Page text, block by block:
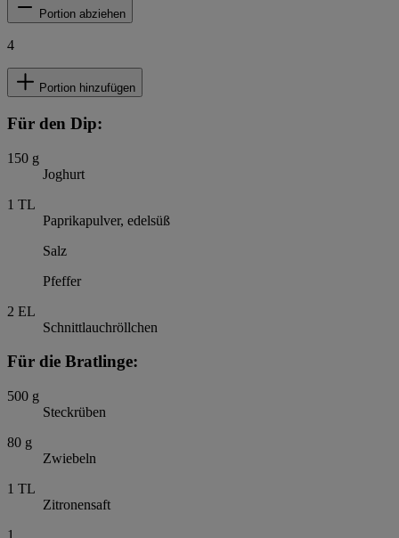
Portion abziehen
4
Portion hinzufügen
Für den Dip:
150 g
Joghurt
1 TL
Paprikapulver, edelsüß
Salz
Pfeffer
2 EL
Schnittlauchröllchen
Für die Bratlinge:
500 g
Steckrüben
80 g
Zwiebeln
1 TL
Zitronensaft